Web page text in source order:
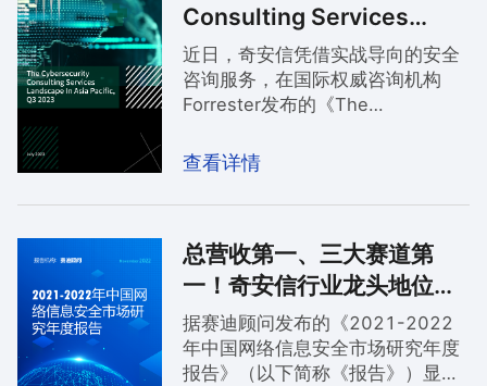
Consulting Services
Landscape In Asia
Pacific, Q3 2023
近日，奇安信凭借实战导向的安全
咨询服务，在国际权威咨询机构
Forrester发布的《The
Services Landscape In Asia
Pacific, Q3 2023》）（简称《报
告》）中被提名，并被评为知名供
查看详情
总营收第一、三大赛道第
一！奇安信行业龙头地位稳
固
据赛迪顾问发布的《2021-2022
年中国网络信息安全市场研究年度
报告》（以下简称《报告》）显